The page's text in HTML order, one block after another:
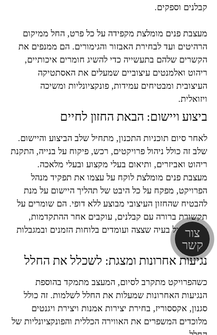
צור
קשר
קבלנים וספקים.
מעצבת פנים מומלצת מקפידה על כל פרט, החל ממיקום
הרהיטים ועד לבחירת האבזור והגימורים. הם ממנפים את
הקשרים שלהם בתעשייה כדי להשיג חומרים איכותיים,
ריהוט ואלמנטים עיצוביים שמעלים את האסתטיקה
העיצובית ומבטיחים עמידות, פונקציונליות ומשיכה
ויזואלית.
ביצוע ויישום: הבאת החזון לחיים
לאחר סיום תוכניות התכנון, מתחיל שלב הביצוע והיישום.
שלב זה כולל ניהול פרויקטים, רכש, פיקוח על בנייה, התקנת
ריהוט ואביזרים, ותיאום בעלי מקצוע ובעלי מלאכה.
מעצבת פנים מומלצת לוקח על עצמו את תפקיד מנהל
הפרויקט, מפקח על כל היבט של תהליך היישום על מנת
להבטיח שהחזון העיצובי מבוצע ללא דופי. הם שומרים על
תקשורת ברורה עם קבלנים, עוקבים אחר ההתקדמות,
פותרים כל בעיה שצצה ועומדים בלוחות הזמנים ובמגבלות
התקציב.
נגיעות אחרונות ומצגת: לשכלל את החלל
כשהפרויקט מתקרב לסיום, המעצב מתמקד בהוספת
הנגיעות האחרונות שמעלות את החלל לשלמות. זה כולל
סגנון, אקססוריז, בחירת יצירות אמנות ויצירת ויגנטים
מלוכדים המשפרים את האווירה הכללית והפונקציונליות של